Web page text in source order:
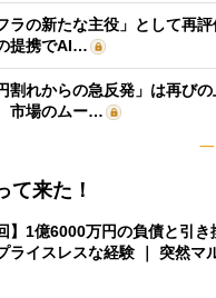
ラの新たな主役」として再
提携でAI…
割れからの急反発」は再び
市場のムー…
て来た！
】1億6000万円の負債と引き
ライスレスな経験 ｜ 突然マ